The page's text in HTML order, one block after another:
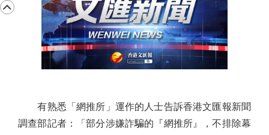
有熟悉「網推所」運作的人士告訴香港文匯報新聞
調查部記者：「部分涉嫌詐騙的『網推所』，不排除幕